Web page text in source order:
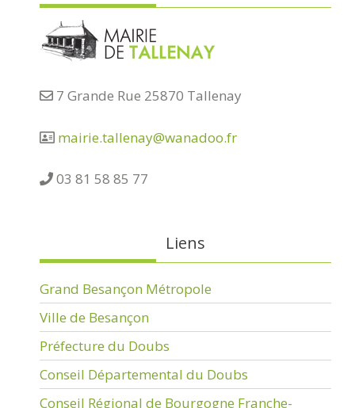
7 Grande Rue 25870 Tallenay
mairie.tallenay@wanadoo.fr
03 81 58 85 77
Liens
Grand Besançon Métropole
Ville de Besançon
Préfecture du Doubs
Conseil Départemental du Doubs
Conseil Régional de Bourgogne Franche-